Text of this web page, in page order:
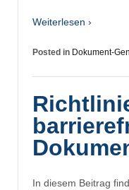
Weiterlesen ›
Posted in Dokument-
In diesem Beitrag